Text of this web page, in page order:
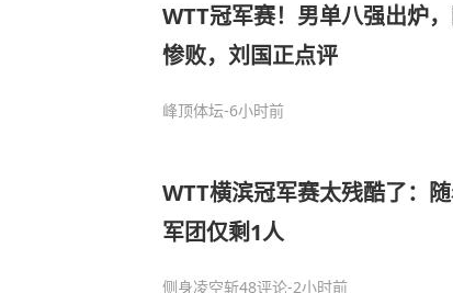
WTT冠军赛！男单八强出炉
惨败，刘国正点评
峰顶体坛-6小时前
WTT横滨冠军赛太残酷了：
军团仅剩1人
侧身凌空斩48评论-2小时前